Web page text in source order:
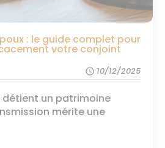
: le guide complet pour
votre conjoint
schedule 10/12/2025
détient un patrimoine
mérite une